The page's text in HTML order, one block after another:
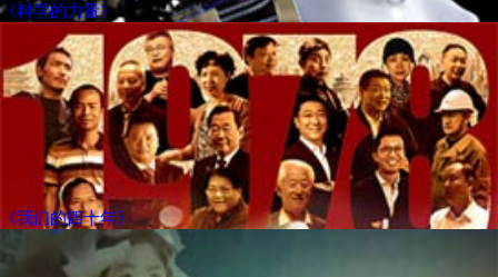
《科学的力量》
《我们的四十年》